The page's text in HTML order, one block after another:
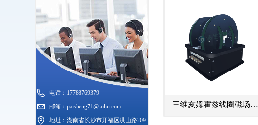
三维亥姆霍兹线圈磁场均
电话： 17788769379
邮箱： paisheng71@sohu.com
地址： 湖南省长沙市开福区洪山路209